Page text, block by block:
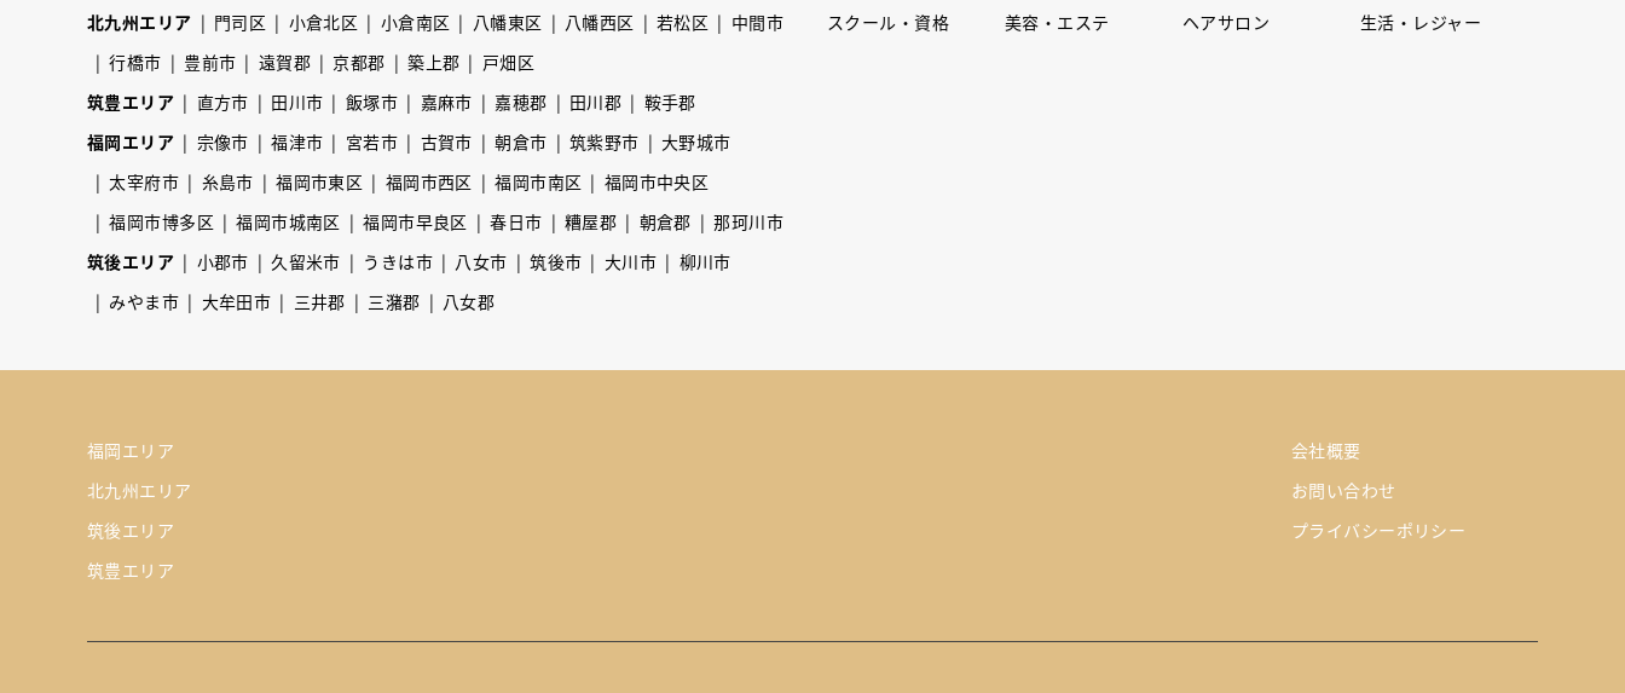
北九州エリア
門司区 小倉北区 小倉南区 八幡東区 八幡西区 若松区
中間市
行橋市
豊前市 遠賀郡 京都郡 築上郡
戸畑区
筑豊エリア
直方市 田川市 飯塚市 嘉麻市 嘉穂郡 田川郡
鞍手郡
福岡エリア
宗像市 福津市 宮若市 古賀市 朝倉市 筑紫野市
大野城市
太宰府市
糸島市 福岡市東区 福岡市西区 福岡市南区
福岡市中央区
福岡市博多区
福岡市城南区 福岡市早良区 春日市 糟屋郡 朝倉郡
那珂川市
筑後エリア
小郡市 久留米市 うきは市 八女市 筑後市 大川市
柳川市
みやま市
大牟田市 三井郡 三潴郡 八女郡
スクール・資格
美容・エステ ヘアサロン 生活・レジャー
福岡エリア
北九州エリア
筑後エリア
筑豊エリア
会社概要
お問い合わせ
プライバシーポリシー